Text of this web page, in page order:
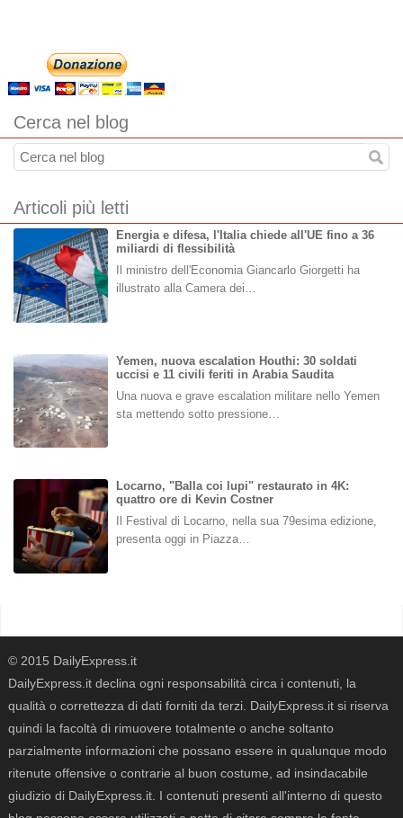
Cerca nel blog
Articoli più letti
Energia e difesa, l'Italia chiede all'UE fino a 36
miliardi di flessibilità
Il ministro dell'Economia Giancarlo Giorgetti ha
illustrato alla Camera dei…
Yemen, nuova escalation Houthi: 30 soldati
uccisi e 11 civili feriti in Arabia Saudita
Una nuova e grave escalation militare nello Yemen
sta mettendo sotto pressione…
Locarno, "Balla coi lupi" restaurato in 4K:
quattro ore di Kevin Costner
Il Festival di Locarno, nella sua 79esima edizione,
presenta oggi in Piazza…
© 2015 DailyExpress.it
DailyExpress.it declina ogni responsabilità circa i contenuti, la
qualità o correttezza di dati forniti da terzi. DailyExpress.it si riserva
quindi la facoltà di rimuovere totalmente o anche soltanto
parzialmente informazioni che possano essere in qualunque modo
ritenute offensive o contrarie al buon costume, ad insindacabile
giudizio di DailyExpress.it. I contenuti presenti all'interno di questo